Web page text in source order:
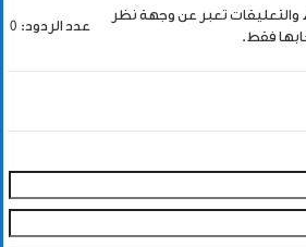
والتعليقات تعبر عن وجهة نظر
فقط.
عدد الردود: 0